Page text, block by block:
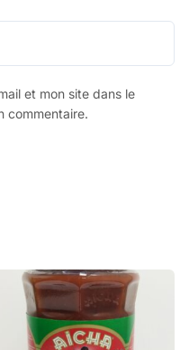
et mon site dans le
commentaire.